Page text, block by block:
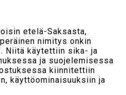
etelä-Saksasta,
nimitys onkin
Niitä käytettiin sika- ja
ja suojelemisessa
kiinnitettiin
käyttöominaisuuksiin ja